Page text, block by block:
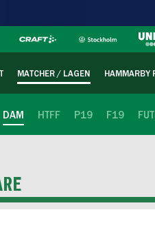
MATCHER / LAGEN HAMMARBY
DAM HTFF P19 F19